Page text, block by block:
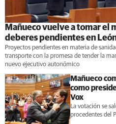
Mañueco vuelve a tomar el
deberes pendientes en
Proyectos pendientes en materia de
transporte con la promesa de tender la
nuevo ejecutivo autonómico
Mañueco
como
Vox
La votación se
procedentes del